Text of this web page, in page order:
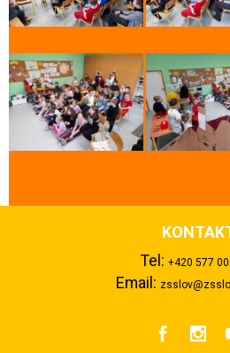
Tel: +420 577
Email:
 